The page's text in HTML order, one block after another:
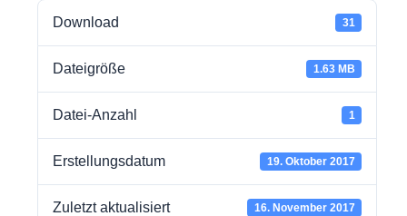
Download 31
Dateigröße 1.63 MB
Datei-Anzahl 1
Erstellungsdatum 19. Oktober 2017
Zuletzt aktualisiert 16. November 2017